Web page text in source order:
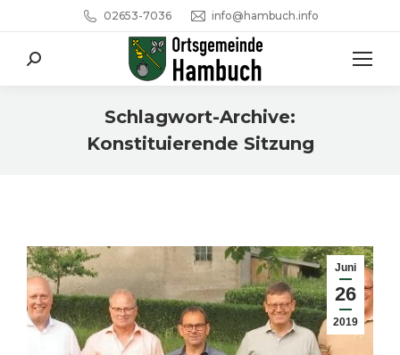
02653-7036 info@hambuch.info
Search:
Schlagwort-Archive:
Konstituierende Sitzung
Juni
26
2019